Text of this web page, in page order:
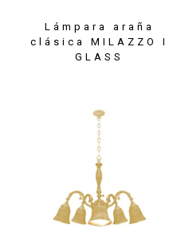
Lámpara araña
clásica MILAZZO I
GLASS